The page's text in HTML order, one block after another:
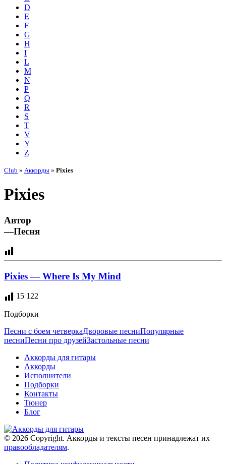
D
E
F
G
H
I
L
M
N
P
Q
R
S
T
V
Y
Z
Club » Аккорды » Pixies
Pixies
Автор
—Песня
Pixies — Where Is My Mind
15 122
Подборки
Песни с боем четверкаДворовые песниПопулярные
песниПесни про друзейЗастольные песни
Аккорды для гитары
Аккорды
Исполнители
Подборки
Контакты
Тюнер
Блог
© 2026 Copyright. Аккорды и тексты песен принадлежат их
правообладателям.